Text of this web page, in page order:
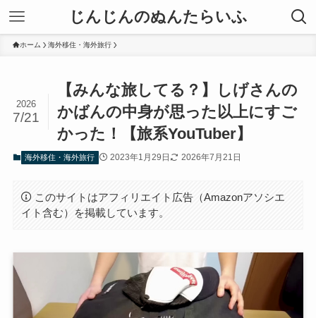
じんじんのぬんたらいふ
ホーム 海外移住・海外旅行
【みんな旅してる？】しげさんの
かばんの中身が思った以上にすご
かった！【旅系YouTuber】
2026
7/21
海外移住・海外旅行 2023年1月29日 2026年7月21日
このサイトはアフィリエイト広告（Amazonアソシエ
イト含む）を掲載しています。